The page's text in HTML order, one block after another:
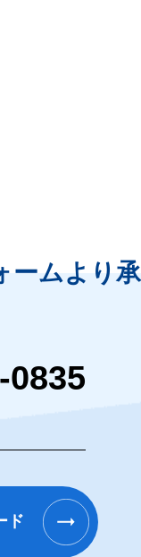
ームより
0835
ド